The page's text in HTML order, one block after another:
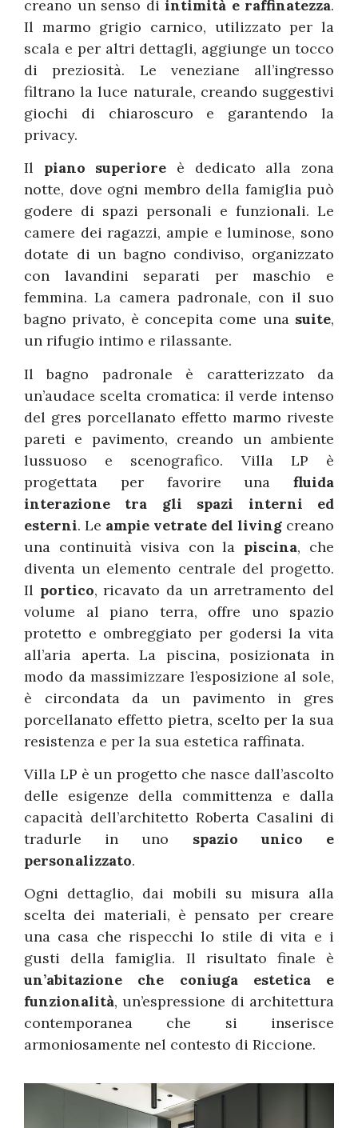
creano un senso di intimità e raffinatezza.
Il marmo grigio carnico, utilizzato per la
scala e per altri dettagli, aggiunge un tocco
di preziosità. Le veneziane all’ingresso
filtrano la luce naturale, creando suggestivi
giochi di chiaroscuro e garantendo la
privacy.
Il piano superiore è dedicato alla zona
notte, dove ogni membro della famiglia può
godere di spazi personali e funzionali. Le
camere dei ragazzi, ampie e luminose, sono
dotate di un bagno condiviso, organizzato
con lavandini separati per maschio e
femmina. La camera padronale, con il suo
bagno privato, è concepita come una suite,
un rifugio intimo e rilassante.
Il bagno padronale è caratterizzato da
un’audace scelta cromatica: il verde intenso
del gres porcellanato effetto marmo riveste
pareti e pavimento, creando un ambiente
lussuoso e scenografico. Villa LP è
progettata per favorire una fluida
interazione tra gli spazi interni ed
esterni. Le ampie vetrate del living creano
una continuità visiva con la piscina, che
diventa un elemento centrale del progetto.
Il portico, ricavato da un arretramento del
volume al piano terra, offre uno spazio
protetto e ombreggiato per godersi la vita
all’aria aperta. La piscina, posizionata in
modo da massimizzare l’esposizione al sole,
è circondata da un pavimento in gres
porcellanato effetto pietra, scelto per la sua
resistenza e per la sua estetica raffinata.
Villa LP è un progetto che nasce dall’ascolto
delle esigenze della committenza e dalla
capacità dell’architetto Roberta Casalini di
tradurle in uno spazio unico e
personalizzato.
Ogni dettaglio, dai mobili su misura alla
scelta dei materiali, è pensato per creare
una casa che rispecchi lo stile di vita e i
gusti della famiglia. Il risultato finale è
un’abitazione che coniuga estetica e
funzionalità, un’espressione di architettura
contemporanea che si inserisce
armoniosamente nel contesto di Riccione.